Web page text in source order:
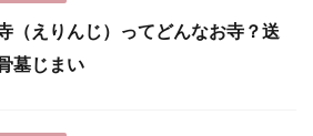
（えりんじ）ってどんなお寺？送
墓じまい